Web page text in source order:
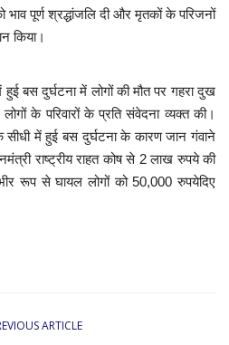
पूर्ण श्रद्धांजलि दी और मृतकों के परिजनों
किया।
हुई बस दुर्घटना में लोगों की मौत पर गहरा दुख
के परिवारों के प्रति संवेदना व्यक्त की।
सीधी में हुई बस दुर्घटना के कारण जान गंवाने
राष्ट्रीय राहत कोष से 2 लाख रुपये की
रूप से घायल लोगों को 50,000 रुपयेदिए
ARTICLE